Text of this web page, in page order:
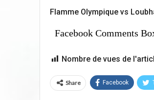
Flamme Olympique vs
Facebook Comments
Nombre de vues de
Share Facebook